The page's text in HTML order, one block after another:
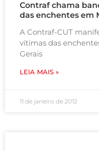
Contraf chama
das enchentes em
A Contraf-CUT
vítimas das
Gerais
LEIA MAIS »
11 de janeiro de 2012